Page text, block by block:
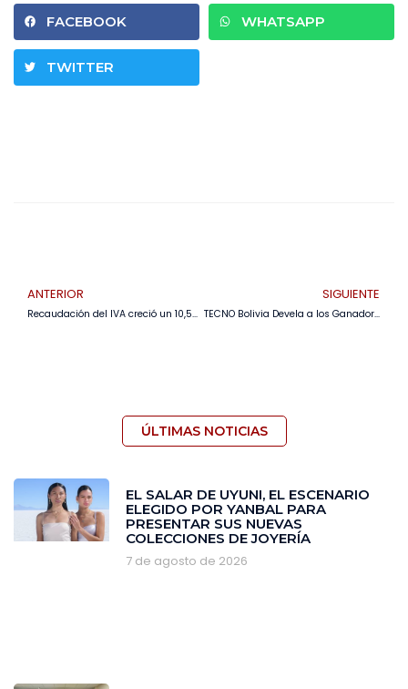
FACEBOOK WHATSAPP
TWITTER
ANTERIOR
Recaudación del IVA creció un 10,5%, pese a boicot de créditos e inflación importada
SIGUIENTE
TECNO Bolivia Devela a los Ganadores del Concurso «Captura la Grandeza de Bolivia 2024»
ÚLTIMAS NOTICIAS
EL SALAR DE UYUNI, EL ESCENARIO
ELEGIDO POR YANBAL PARA
PRESENTAR SUS NUEVAS
COLECCIONES DE JOYERÍA
7 de agosto de 2026